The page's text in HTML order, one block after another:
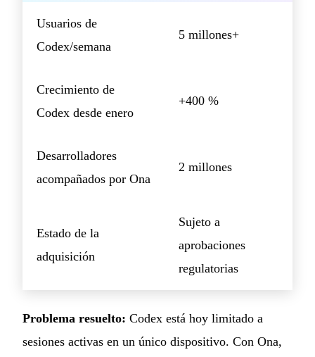
Usuarios de
Codex/semana
5 millones+
Crecimiento de
Codex desde enero
+400 %
Desarrolladores
acompañados por Ona
2 millones
Estado de la
adquisición
Sujeto a
aprobaciones
regulatorias
Problema resuelto: Codex está hoy limitado a
sesiones activas en un único dispositivo. Con Ona,